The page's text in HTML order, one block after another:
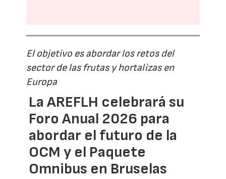
El objetivo es abordar los retos del
sector de las frutas y hortalizas en
Europa
La AREFLH celebrará su
Foro Anual 2026 para
abordar el futuro de la
OCM y el Paquete
Omnibus en Bruselas